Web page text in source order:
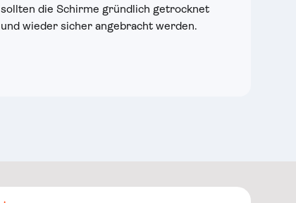
sollten die Schirme gründlich getrocknet
und wieder sicher angebracht werden.